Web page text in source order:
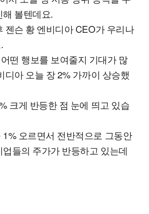
볼텐데요.
젠슨 황 엔비디아 CEO가 우리나
떤 행보를 보여줄지 기대가 많
디아 오늘 장 2% 가까이 상승했
크게 반등한 점 눈에 띄고 있습
오르면서 전반적으로 그동안
들의 주가가 반등하고 있는데